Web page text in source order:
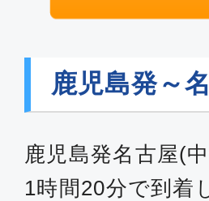
鹿児島発～
鹿児島発名古屋(
1時間20分で到着